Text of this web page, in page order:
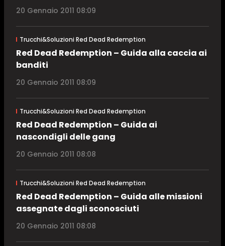
20 Gennaio 2011 08:09
Trucchi&Soluzioni Red Dead Redemption
Red Dead Redemption – Guida alla caccia ai
banditi
20 Gennaio 2011 08:09
Trucchi&Soluzioni Red Dead Redemption
Red Dead Redemption – Guida ai
nascondigli delle gang
20 Gennaio 2011 08:08
Trucchi&Soluzioni Red Dead Redemption
Red Dead Redemption – Guida alle missioni
assegnate dagli sconosciuti
20 Gennaio 2011 08:08